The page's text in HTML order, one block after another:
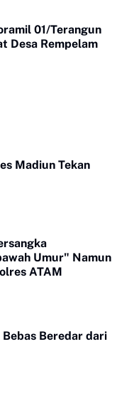
01/Terangun
Desa Rempelam
Madiun Tekan
Umur" Namun
ATAM
Beredar dari